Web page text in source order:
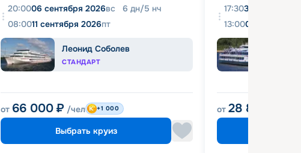
20:0006 сентября 2026вс 6 дн/5 нч
08:0011 сентября 2026пт
Леонид Соболев
СТАНДАРТ
от 66 000 ₽ /чел +1 000
Выбрать круиз
17:3031 августа
13:0004 сентября
от 28 800